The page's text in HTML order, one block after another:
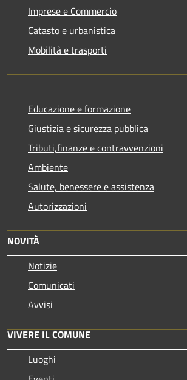
Imprese e Commercio
Catasto e urbanistica
Mobilità e trasporti
Educazione e formazione
Giustizia e sicurezza pubblica
Tributi,finanze e contravvenzioni
Ambiente
Salute, benessere e assistenza
Autorizzazioni
NOVITÀ
Notizie
Comunicati
Avvisi
VIVERE IL COMUNE
Luoghi